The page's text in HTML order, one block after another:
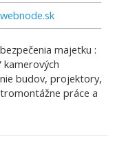
majetku :
kamerových
budov, projektory,
práce a